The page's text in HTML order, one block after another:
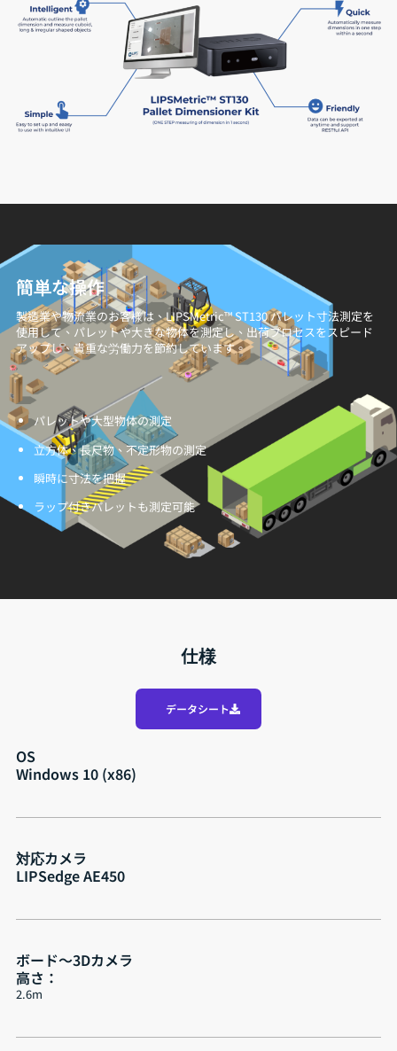
簡単な操作
製造業や物流業のお客様は、LIPSMetric™ ST130 パレット寸法測定を
使用して、パレットや大きな物体を測定し、出荷プロセスをスピード
アップし、貴重な労働力を節約しています。
パレットや大型物体の測定
立方体、長尺物、不定形物の測定
瞬時に寸法を把握
ラップ付きパレットも測定可能
仕様
データシート
OS
Windows 10 (x86)
対応カメラ
LIPSedge AE450
ボード～3Dカメラ
高さ：
2.6m